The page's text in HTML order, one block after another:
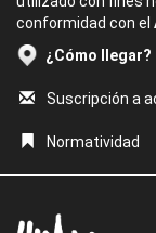
conformidad con el
¿Cómo llegar?
Suscripción a
Normatividad